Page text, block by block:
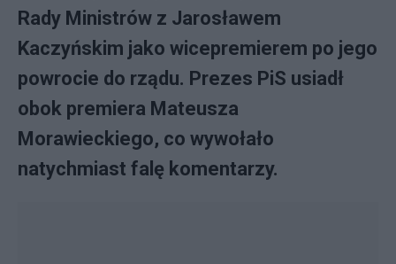
Rady Ministrów z Jarosławem
Kaczyńskim jako wicepremierem po jego
powrocie do rządu. Prezes PiS usiadł
obok premiera Mateusza
Morawieckiego, co wywołało
natychmiast falę komentarzy.